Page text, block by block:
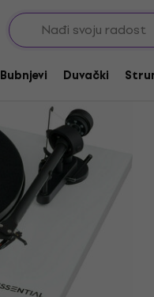
Bubnjevi Duvački